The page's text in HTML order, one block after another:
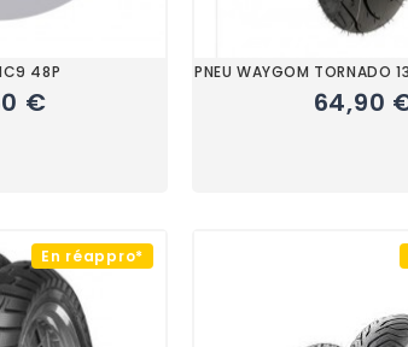
48P
€
PNEU WAYGOM TORNADO
64,90
En réappro*